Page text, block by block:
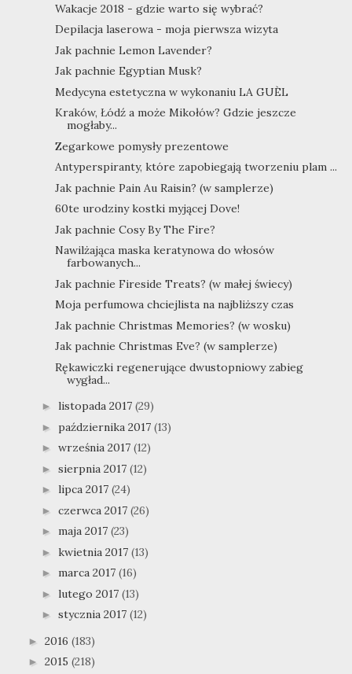
Wakacje 2018 - gdzie warto się wybrać?
Depilacja laserowa - moja pierwsza wizyta
Jak pachnie Lemon Lavender?
Jak pachnie Egyptian Musk?
Medycyna estetyczna w wykonaniu LA GUÈL
Kraków, Łódź a może Mikołów? Gdzie jeszcze
mogłaby...
Zegarkowe pomysły prezentowe
Antyperspiranty, które zapobiegają tworzeniu plam ...
Jak pachnie Pain Au Raisin? (w samplerze)
60te urodziny kostki myjącej Dove!
Jak pachnie Cosy By The Fire?
Nawilżająca maska keratynowa do włosów
farbowanych...
Jak pachnie Fireside Treats? (w małej świecy)
Moja perfumowa chciejlista na najbliższy czas
Jak pachnie Christmas Memories? (w wosku)
Jak pachnie Christmas Eve? (w samplerze)
Rękawiczki regenerujące dwustopniowy zabieg
wygład...
► listopada 2017 (29)
► października 2017 (13)
► września 2017 (12)
► sierpnia 2017 (12)
► lipca 2017 (24)
► czerwca 2017 (26)
► maja 2017 (23)
► kwietnia 2017 (13)
► marca 2017 (16)
► lutego 2017 (13)
► stycznia 2017 (12)
► 2016 (183)
► 2015 (218)